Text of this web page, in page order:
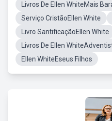
Livros De Ellen WhiteMais
Serviço CristãoEllen White
Livro SantificaçãoEllen White
Livros De Ellen
Ellen WhiteEseus Filhos